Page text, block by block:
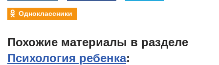
Одноклассники
Похожие материалы в разделе
Психология ребенка: